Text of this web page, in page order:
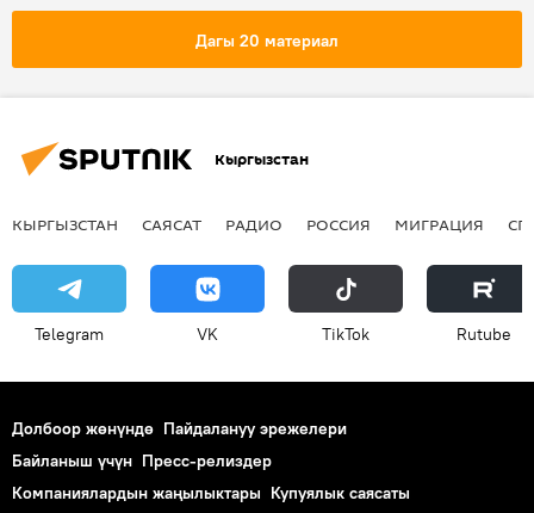
жеңиш
Дагы 20 материал
Кыргызстан
КЫРГЫЗСТАН САЯСАТ РАДИО РОССИЯ МИГРАЦИЯ
Telegram VK ТikТоk Rutube
Долбоор жөнүндө Пайдалануу эрежелери
Байланыш үчүн Пресс-релиздер
Компаниялардын жаңылыктары Купуялык саясаты